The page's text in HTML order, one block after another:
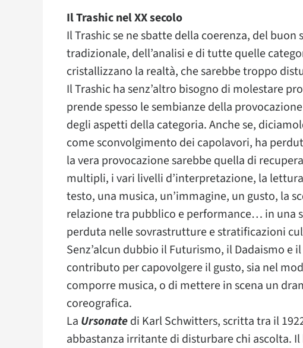
Il Trashic nel XX secolo
Il Trashic se ne sbatte della coerenza, del buon
tradizionale, dell’analisi e di tutte quelle
cristallizzano la realtà, che sarebbe troppo
Il Trashic ha senz’altro bisogno di molestare
prende spesso le sembianze della
degli aspetti della categoria. Anche se,
come sconvolgimento dei capolavori, ha
la vera provocazione sarebbe quella di
multipli, i vari livelli d’interpretazione, la
testo, una musica, un’immagine, un gusto, la
relazione tra pubblico e performance… in una
perduta nelle sovrastrutture e stratificazioni
Senz’alcun dubbio il Futurismo, il Dadaismo
contributo per capovolgere il gusto, sia nel
comporre musica, o di mettere in scena un
coreografica.
La Ursonatedi Karl Schwitters, scritta tra il
abbastanza irritante di disturbare chi ascolta.